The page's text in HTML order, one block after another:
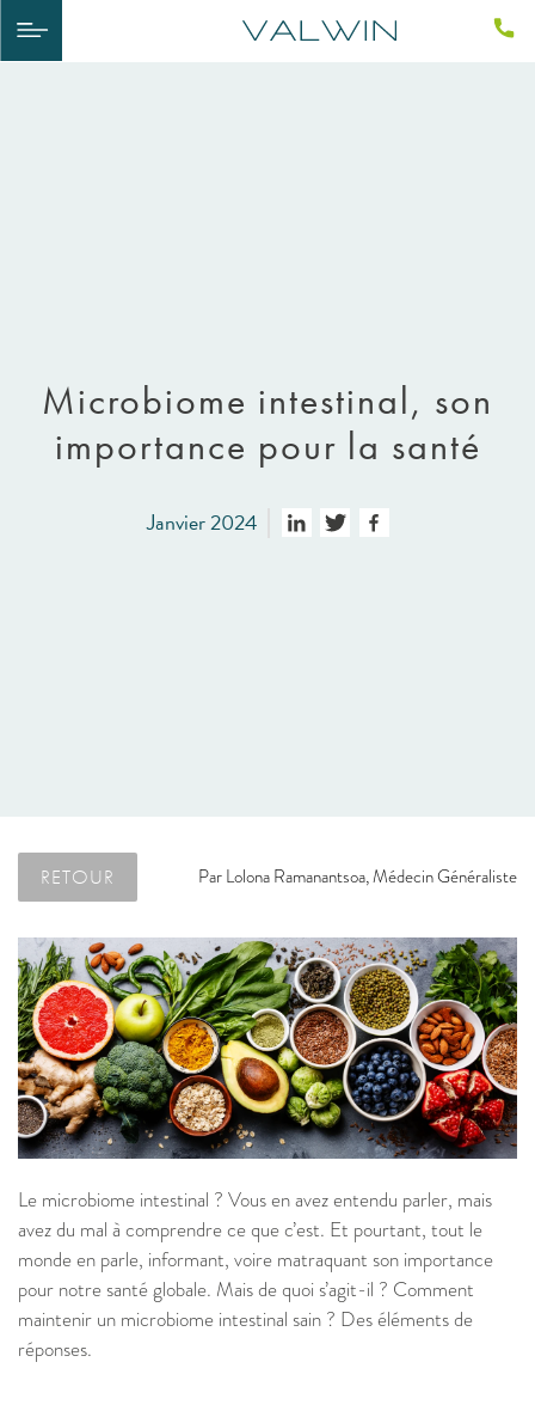
Microbiome intestinal, son
importance pour la santé
Janvier 2024
RETOUR ParLolona Ramanantsoa, Médecin Généraliste
Le microbiome intestinal ? Vous en avez entendu parler, mais
avez du mal à comprendre ce que c’est. Et pourtant, tout le
monde en parle, informant, voire matraquant son importance
pour notre santé globale. Mais de quoi s’agit-il ? Comment
maintenir un microbiome intestinal sain ? Des éléments de
réponses.